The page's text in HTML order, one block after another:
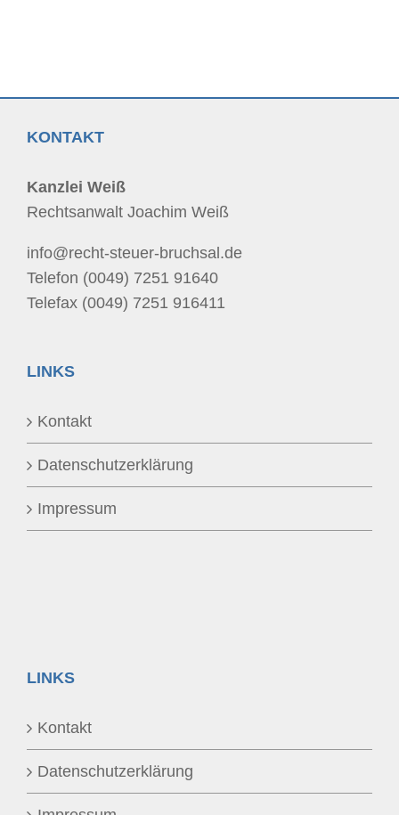
KONTAKT
Kanzlei Weiß
Rechtsanwalt Joachim Weiß
info@recht-steuer-bruchsal.de
Telefon (0049) 7251 91640
Telefax (0049) 7251 916411
LINKS
Kontakt
Datenschutzerklärung
Impressum
LINKS
Kontakt
Datenschutzerklärung